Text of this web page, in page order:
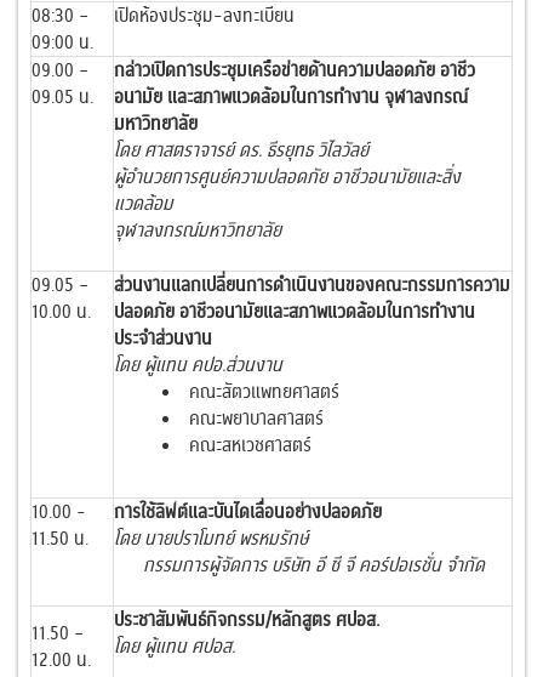
08:30 –
09:00 น.
เปิดห้องประชุม-ลงทะเบียน
09.00 –
09.05 น.
กล่าวเปิดการประชุมเครือข่ายด้านความปลอดภัย อาชีว
อนามัย และสภาพแวดล้อมในการทำงาน จุฬาลงกรณ์
มหาวิทยาลัย
โดย ศาสตราจารย์ ดร. ธีรยุทธ วิไลวัลย์
ผู้อำนวยการศูนย์ความปลอดภัย อาชีวอนามัยและสิ่ง
แวดล้อม
จุฬาลงกรณ์มหาวิทยาลัย
09.05 –
10.00 น.
ส่วนงานแลกเปลี่ยนการดำเนินงานของคณะกรรมการความ
ปลอดภัย อาชีวอนามัยและสภาพแวดล้อมในการทำงาน
ประจำส่วนงาน
โดย ผู้แทน คปอ.ส่วนงาน
คณะสัตวแพทยศาสตร์
คณะพยาบาลศาสตร์
คณะสหเวชศาสตร์
10.00 -
11.50 น.
การใช้ลิฟต์และบันไดเลื่อนอย่างปลอดภัย
โดยนายปราโมทย์ พรหมรักษ์
กรรมการผู้จัดการ บริษัท อี ซี จี คอร์ปอเรชั่น จำกัด
11.50 –
12.00 น.
ประชาสัมพันธ์กิจกรรม/หลักสูตร ศปอส.
โดย ผู้แทน ศปอส.